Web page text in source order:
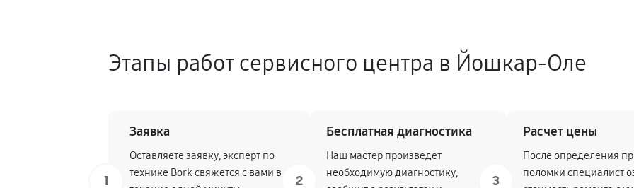
Этапы работ сервисного центра в Йошкар-Оле
1
Заявка
Оставляете заявку, эксперт по
технике Bork свяжется с вами в
2
Бесплатная диагностика
Наш мастер произведет
необходимую диагностику,
3
Расчет цены
После определения
поломки специалист